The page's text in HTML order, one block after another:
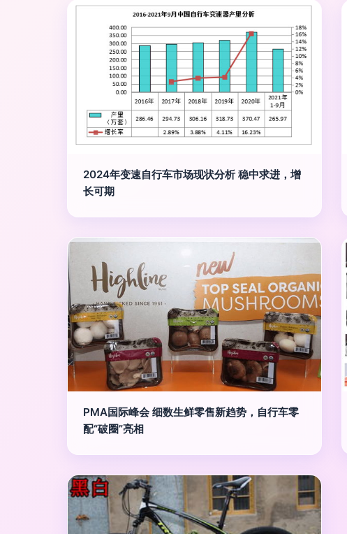
2024年变速自行车市场现状分析 稳中求进，增
长可期
PMA国际峰会 细数生鲜零售新趋势，自行车零
配“破圈”亮相